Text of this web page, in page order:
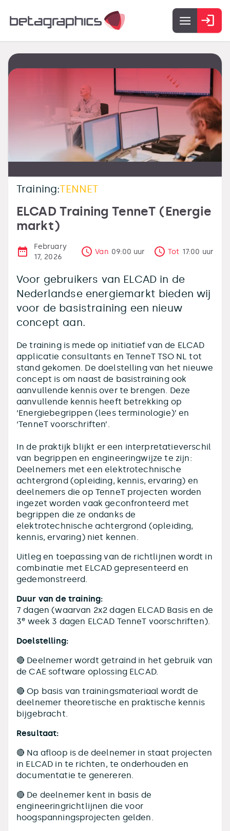
Training:TENNET
ELCAD Training TenneT (Energie
markt)
February
17, 2026
Van 09:00 uur Tot 17:00 uur
Voor gebruikers van ELCAD in de
Nederlandse energiemarkt bieden wij
voor de basistraining een nieuw
concept aan.
De training is mede op initiatief van de ELCAD
applicatie consultants en TenneT TSO NL tot
stand gekomen. De doelstelling van het nieuwe
concept is om naast de basistraining ook
aanvullende kennis over te brengen. Deze
aanvullende kennis heeft betrekking op
‘Energiebegrippen (lees terminologie)’ en
‘TenneT voorschriften’.
In de praktijk blijkt er een interpretatieverschil
van begrippen en engineeringwijze te zijn:
Deelnemers met een elektrotechnische
achtergrond (opleiding, kennis, ervaring) en
deelnemers die op TenneT projecten worden
ingezet worden vaak geconfronteerd met
begrippen die ze ondanks de
elektrotechnische achtergrond (opleiding,
kennis, ervaring) niet kennen.
Uitleg en toepassing van de richtlijnen wordt in
combinatie met ELCAD gepresenteerd en
gedemonstreerd.
Duur van de training:
7 dagen (waarvan 2x2 dagen ELCAD Basis en de
3e week 3 dagen ELCAD TenneT voorschriften).
Doelstelling:
🔴 Deelnemer wordt getraind in het gebruik van
de CAE software oplossing ELCAD.
🔴 Op basis van trainingsmateriaal wordt de
deelnemer theoretische en praktische kennis
bijgebracht.
Resultaat:
🔴 Na afloop is de deelnemer in staat projecten
in ELCAD in te richten, te onderhouden en
documentatie te genereren.
🔴 De deelnemer kent in basis de
engineeringrichtlijnen die voor
hoogspanningsprojecten gelden.